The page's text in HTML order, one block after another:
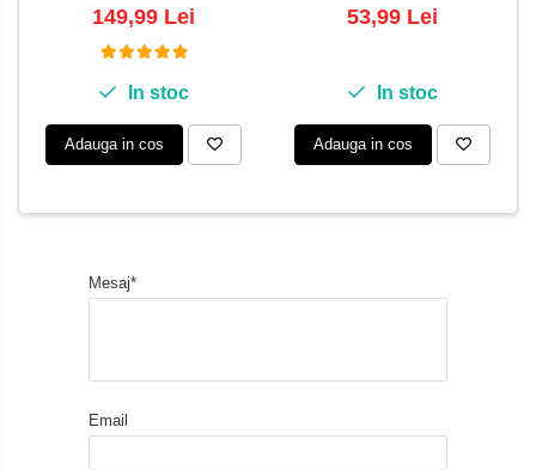
149,99 Lei
In stoc
Adauga in cos
53,99 Lei
In stoc
Adauga in cos
Mesaj*
Email